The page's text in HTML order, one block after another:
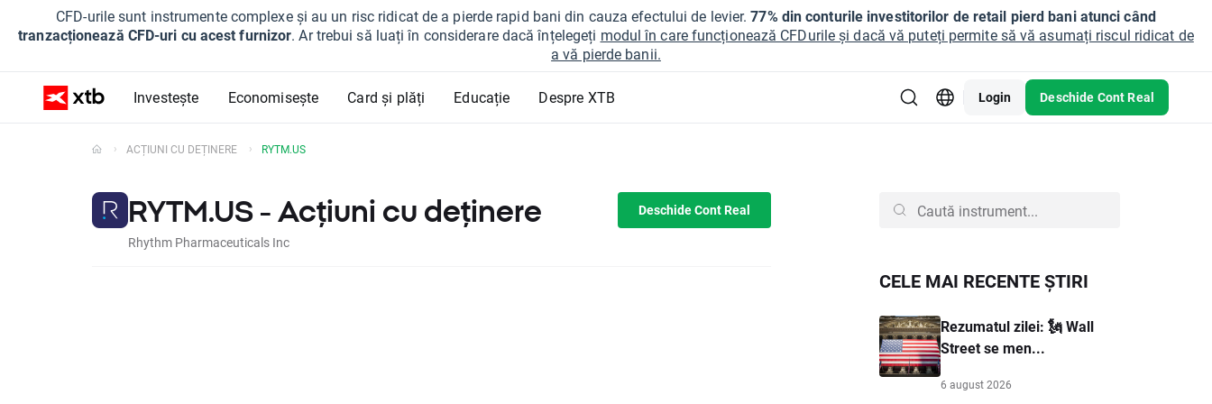
CFD-urile sunt instrumente complexe și au un risc ridicat de a pierde rapid bani din cauza efectului de levier.77% din conturile investitorilor de retail pierd bani atunci când
tranzacționează CFD-uri cu acest furnizor. Ar trebui să luați în considerare dacă înțelegeți modul în care funcționează CFDurile și dacă vă puteți permite să vă asumați riscul ridicat de
a vă pierde banii.
Investește Economisește Card și plăți Educație Despre XTB Login Deschide Cont Real
ACȚIUNI CU DEȚINERE RYTM.US
RYTM.US - Acțiuni cu deținere
Rhythm Pharmaceuticals Inc
Deschide Cont Real
CELE MAI RECENTE ȘTIRI
Rezumatul zilei: 🗽 Wall
Street se men...
6 august 2026